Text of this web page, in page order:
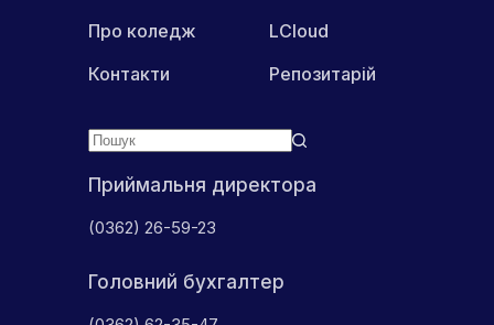
Приймальня директора
(0362) 26-59-23
Головний бухгалтер
Про коледж
Контакти
LCloud
Репозитарій